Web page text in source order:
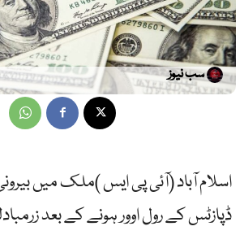
سب نیوز
اسلام آباد (آئی پی ایس )ملک میں بیرونی
ڈپازٹس کے رول اوور ہونے کے بعد